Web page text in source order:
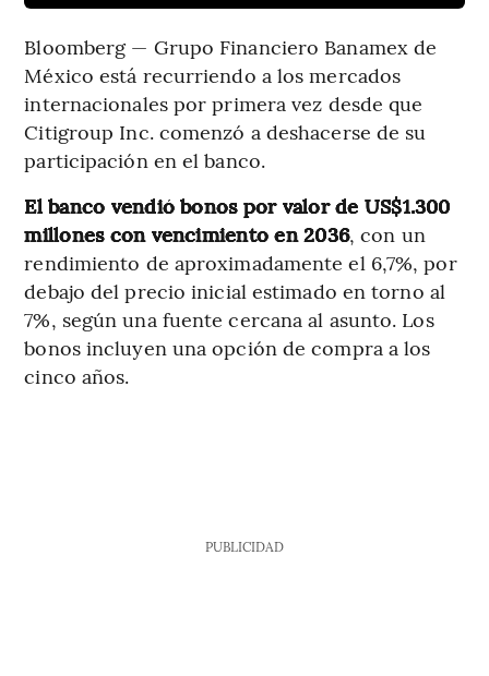
Bloomberg — Grupo Financiero Banamex de
México está recurriendo a los mercados
internacionales por primera vez desde que
Citigroup Inc. comenzó a deshacerse de su
participación en el banco.
El banco vendió bonos por valor de US$1.300
millones con vencimiento en 2036, con un
rendimiento de aproximadamente el 6,7%, por
debajo del precio inicial estimado en torno al
7%, según una fuente cercana al asunto. Los
bonos incluyen una opción de compra a los
cinco años.
PUBLICIDAD